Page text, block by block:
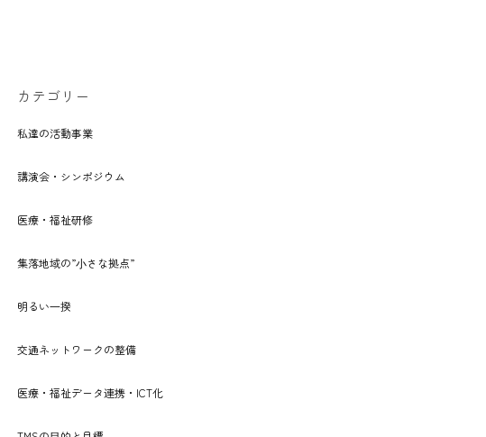
カテゴリー
私達の活動事業
講演会・シンポジウム
医療・福祉研修
集落地域の”⼩さな拠点”
明るい⼀揆
交通ネットワークの整備
医療・福祉データ連携・ICT化